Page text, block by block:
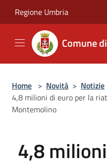
Regione Umbria
Comune
Home > Novità > Notizie
4,8 milioni di euro per la
Montemolino
4,8